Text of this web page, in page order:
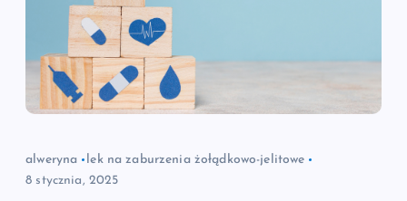
alweryna
lek na zaburzenia żołądkowo-jelitowe
8 stycznia, 2025